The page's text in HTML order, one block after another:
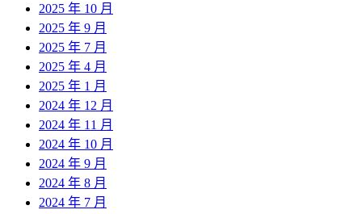
2025 年 10 月
2025 年 9 月
2025 年 7 月
2025 年 4 月
2025 年 1 月
2024 年 12 月
2024 年 11 月
2024 年 10 月
2024 年 9 月
2024 年 8 月
2024 年 7 月